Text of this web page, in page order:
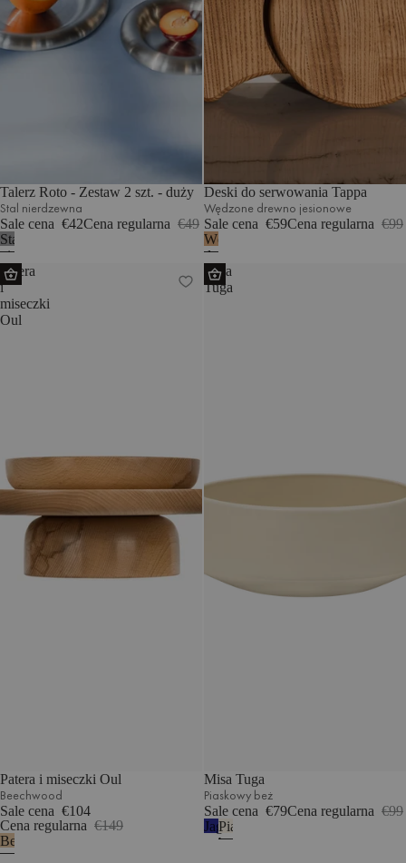
Talerz Roto - Zestaw 2 szt. - duży
Stal nierdzewna
Sale cena €42Cena regularna €49
Stal
nierdzewna
Deski do serwowania Tappa
Wędzone drewno jesionowe
Sale cena €59Cena regularna €99
Wędzone
drewno
jesionowe
Patera
i
miseczki
Oul
Patera i miseczki Oul
Beechwood
Sale cena €104
Cena regularna €149
Beechwood
Misa
Tuga
Misa Tuga
Piaskowy beż
Sale cena €79Cena regularna €99
Jagodowy
mus
Piaskowy
beż